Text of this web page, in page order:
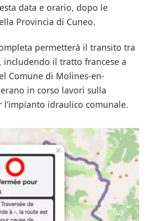
data e orario, dopo le
Provincia di Cuneo.
permetterà il transito tra
includendo il tratto francese a
Comune di Molines-en-
in corso lavori sulla
l’impianto idraulico comunale.